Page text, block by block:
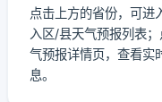
点击上方的省份，可进
入区/县天气预报列表
气预报详情页，查看实
息。